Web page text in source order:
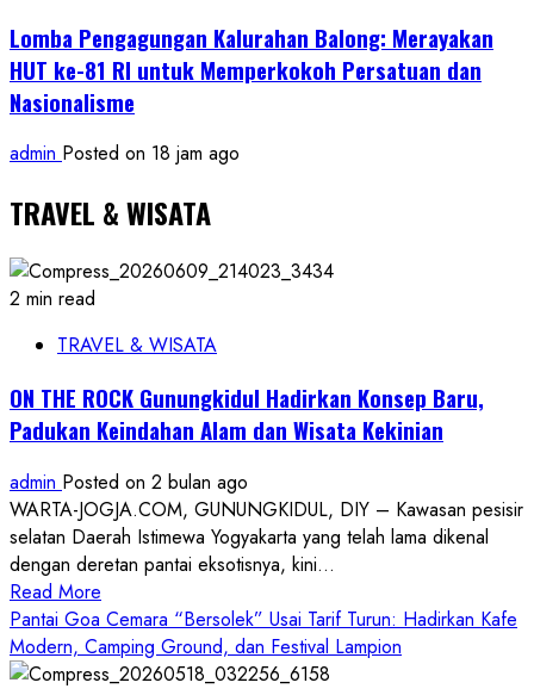
Lomba Pengagungan Kalurahan Balong: Merayakan
HUT ke-81 RI untuk Memperkokoh Persatuan dan
Nasionalisme
admin Posted on 18 jam ago
TRAVEL & WISATA
2 min read
TRAVEL & WISATA
ON THE ROCK Gunungkidul Hadirkan Konsep Baru,
Padukan Keindahan Alam dan Wisata Kekinian
admin Posted on 2 bulan ago
WARTA-JOGJA.COM, GUNUNGKIDUL, DIY – Kawasan pesisir
selatan Daerah Istimewa Yogyakarta yang telah lama dikenal
dengan deretan pantai eksotisnya, kini...
Read More
more
about
ON
Pantai Goa Cemara “Bersolek” Usai Tarif Turun: Hadirkan Kafe
Modern, Camping Ground, dan Festival Lampion